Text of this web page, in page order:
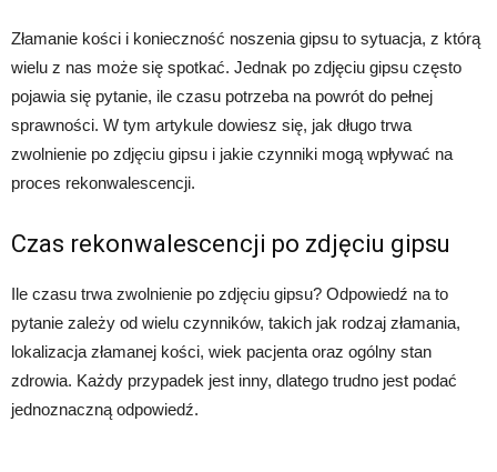
Złamanie kości i konieczność noszenia gipsu to sytuacja, z którą
wielu z nas może się spotkać. Jednak po zdjęciu gipsu często
pojawia się pytanie, ile czasu potrzeba na powrót do pełnej
sprawności. W tym artykule dowiesz się, jak długo trwa
zwolnienie po zdjęciu gipsu i jakie czynniki mogą wpływać na
proces rekonwalescencji.
Czas rekonwalescencji po zdjęciu gipsu
Ile czasu trwa zwolnienie po zdjęciu gipsu? Odpowiedź na to
pytanie zależy od wielu czynników, takich jak rodzaj złamania,
lokalizacja złamanej kości, wiek pacjenta oraz ogólny stan
zdrowia. Każdy przypadek jest inny, dlatego trudno jest podać
jednoznaczną odpowiedź.